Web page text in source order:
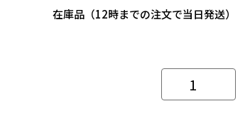
在庫品（12時までの注文で当日発送）